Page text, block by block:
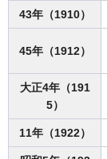
43年（1910）
45年（1912）
大正4年（191
5）
11年（1922）